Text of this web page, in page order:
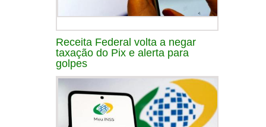
Receita Federal volta a negar
taxação do Pix e alerta para
golpes